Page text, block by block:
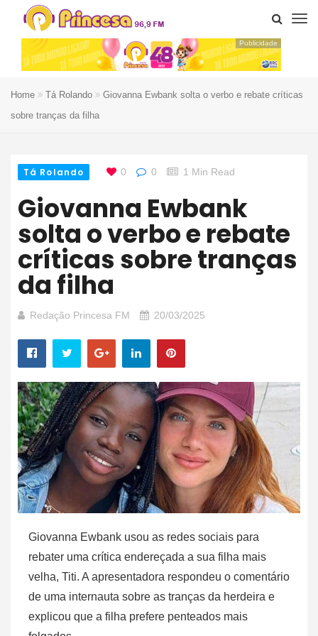
Publicidade
Home Tá Rolando
Giovanna Ewbank solta o verbo e rebate críticas
sobre tranças da filha
Tá Rolando 0 0 1 Min Read
Giovanna Ewbank
solta o verbo e rebate
críticas sobre tranças
da filha
Redação Princesa FM 20/03/2025
Giovanna Ewbank usou as redes sociais para
rebater uma crítica endereçada a sua filha mais
velha, Titi. A apresentadora respondeu o comentário
de uma internauta sobre as tranças da herdeira e
explicou que a filha prefere penteados mais